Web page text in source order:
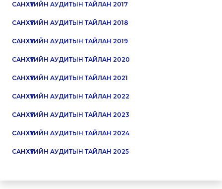
САНХҮҮГИЙН АУДИТЫН ТАЙЛАН 2017
САНХҮҮГИЙН АУДИТЫН ТАЙЛАН 2018
САНХҮҮГИЙН АУДИТЫН ТАЙЛАН 2019
САНХҮҮГИЙН АУДИТЫН ТАЙЛАН 2020
САНХҮҮГИЙН АУДИТЫН ТАЙЛАН 2021
САНХҮҮГИЙН АУДИТЫН ТАЙЛАН 2022
САНХҮҮГИЙН АУДИТЫН ТАЙЛАН 2023
САНХҮҮГИЙН АУДИТЫН ТАЙЛАН 2024
САНХҮҮГИЙН АУДИТЫН ТАЙЛАН 2025